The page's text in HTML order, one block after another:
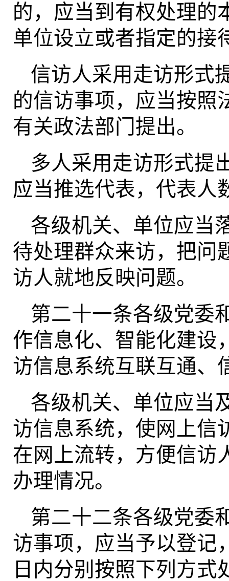
的，应当到有权处理的
单位设立或者指定的接
信访人采用走访形式
的信访事项，应当按照
有关政法部门提出。
多人采用走访形式提
应当推选代表，代表人
各级机关、单位应当
待处理群众来访，把问
访人就地反映问题。
第二十一条各级党委
作信息化、智能化建设
访信息系统互联互通、
各级机关、单位应当
访信息系统，使网上信
在网上流转，方便信访
办理情况。
第二十二条各级党委
访事项，应当予以登记
日内分别按照下列方式